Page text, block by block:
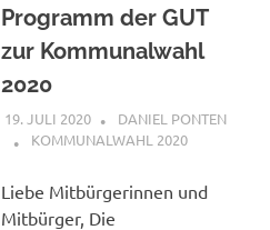
Programm der GUT
zur Kommunalwahl
2020
19. JULI 2020
DANIEL PONTEN
KOMMUNALWAHL 2020
Liebe Mitbürgerinnen und
Mitbürger, Die